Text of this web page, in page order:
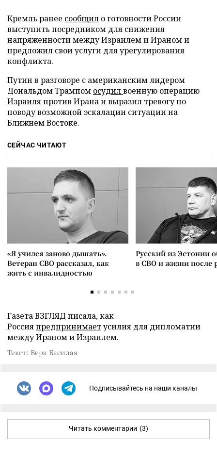
Кремль ранее сообщил о готовности России
выступить посредником для снижения
напряженности между Израилем и Ираном и
предложил свои услуги для урегулирования
конфликта.
Путин в разговоре с американским лидером
Дональдом Трампом осудилвоенную операцию
Израиля против Ирана и выразил тревогу по
поводу возможной эскалации ситуации на
Ближнем Востоке.
СЕЙЧАС ЧИТАЮТ
«Я учился заново дышать».
Ветеран СВО рассказал, как
жить с инвалидностью
Русский из Эстонии
в СВО и жизни после
Газета ВЗГЛЯД писала, как
Россияпредпринимаетусилия для дипломатии
между Ираном и Израилем.
Текст: Вера Басилая
Подписывайтесь на наши каналы
Читать комментарии (3)